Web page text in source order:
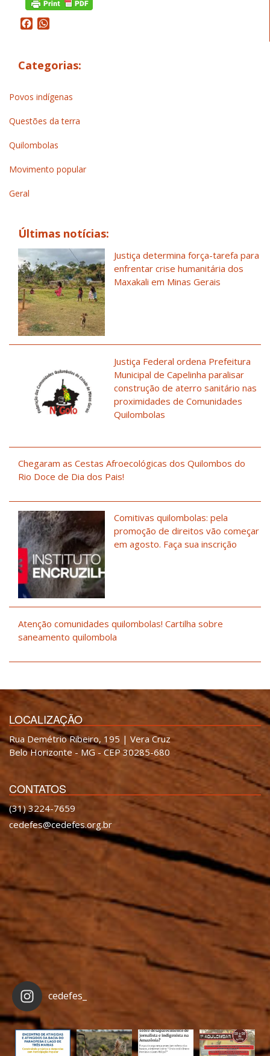
Facebook
Categorias:
Povos indígenas
Questões da terra
Quilombolas
Movimento popular
Geral
Últimas notícias:
Justiça determina força-tarefa para
enfrentar crise humanitária dos
Maxakali em Minas Gerais
Justiça Federal ordena Prefeitura
Municipal de Capelinha paralisar
construção de aterro sanitário nas
proximidades de Comunidades
Quilombolas
Chegaram as Cestas Afroecológicas dos Quilombos do
Rio Doce de Dia dos Pais!
Comitivas quilombolas: pela
promoção de direitos vão começar
em agosto. Faça sua inscrição
Atenção comunidades quilombolas! Cartilha sobre
saneamento quilombola
LOCALIZAÇÃO
Rua Demétrio Ribeiro, 195 | Vera Cruz
Belo Horizonte - MG - CEP 30285-680
CONTATOS
(31) 3224-7659
cedefes@cedefes.org.br
cedefes_